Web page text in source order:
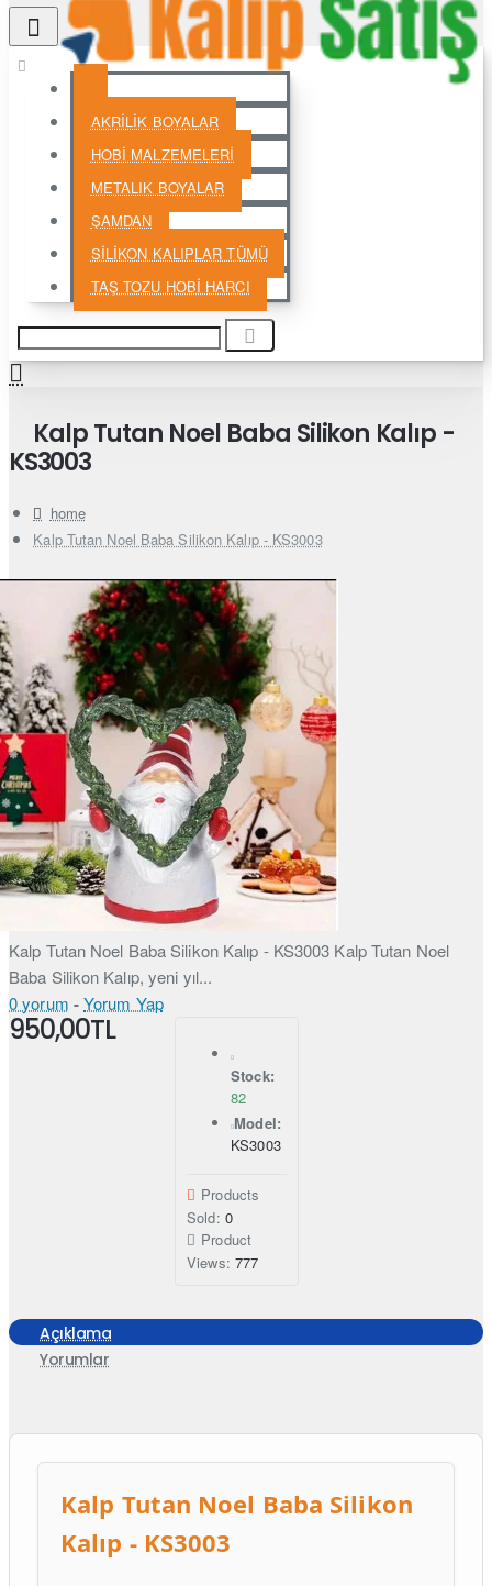
AKRİLİK BOYALAR
HOBİ MALZEMELERİ
METALIK BOYALAR
ŞAMDAN
SİLİKON KALIPLAR TÜMÜ
TAŞ TOZU HOBİ HARCI
Kalp Tutan Noel Baba Silikon Kalıp -
KS3003
home
Kalp Tutan Noel Baba Silikon Kalıp - KS3003
Kalp Tutan Noel Baba Silikon Kalıp - KS3003 Kalp Tutan Noel
Baba Silikon Kalıp, yeni yıl...
0 yorum -Yorum Yap
950,00TL
Stock:
82
Model:
KS3003
Products
Sold: 0
Product
Views: 777
Açıklama
Yorumlar
Kalp Tutan Noel Baba Silikon
Kalıp - KS3003